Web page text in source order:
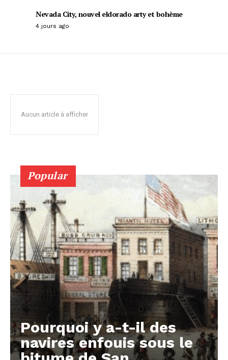
Nevada City, nouvel eldorado arty et bohème
4 jours ago
Aucun article à afficher
Popular
Pourquoi y a-t-il des
navires enfouis sous le